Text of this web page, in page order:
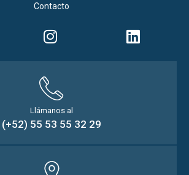
Contacto
Llámanos al
(+52) 55 53 55 32 29